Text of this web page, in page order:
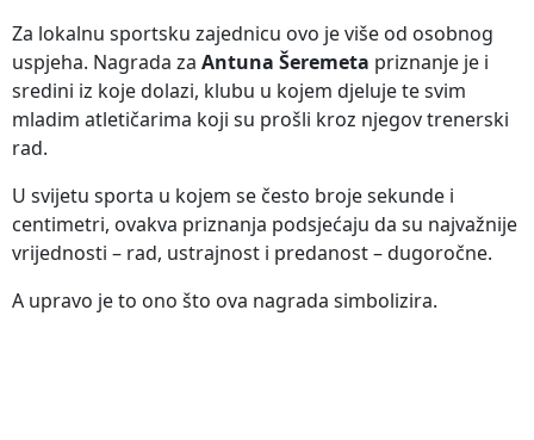
Za lokalnu sportsku zajednicu ovo je više od osobnog
uspjeha. Nagrada za Antuna Šeremeta priznanje je i
sredini iz koje dolazi, klubu u kojem djeluje te svim
mladim atletičarima koji su prošli kroz njegov trenerski
rad.
U svijetu sporta u kojem se često broje sekunde i
centimetri, ovakva priznanja podsjećaju da su najvažnije
vrijednosti – rad, ustrajnost i predanost – dugoročne.
A upravo je to ono što ova nagrada simbolizira.